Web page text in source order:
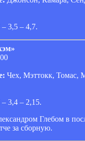
– 3,5 – 4,7.
Чех, Мэттокк, Томас,
– 3,4 – 2,15.
Глебом в
за сборную.